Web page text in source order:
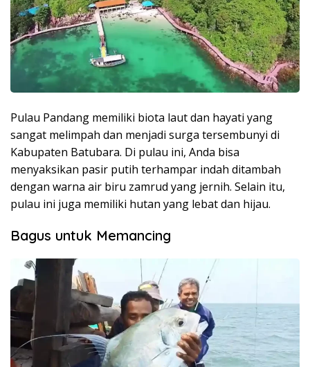
Pulau Pandang memiliki biota laut dan hayati yang
sangat melimpah dan menjadi surga tersembunyi di
Kabupaten Batubara. Di pulau ini, Anda bisa
menyaksikan pasir putih terhampar indah ditambah
dengan warna air biru zamrud yang jernih. Selain itu,
pulau ini juga memiliki hutan yang lebat dan hijau.
Bagus untuk Memancing